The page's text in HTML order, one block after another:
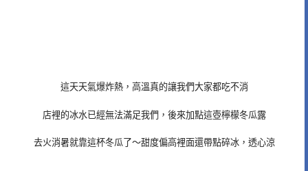
這天天氣爆炸熱，高溫真的讓我們大家都吃不消
店裡的冰水已經無法滿足我們，後來加點這壺檸檬冬瓜露
去火消暑就靠這杯冬瓜了～甜度偏高裡面還帶點碎冰，透心涼